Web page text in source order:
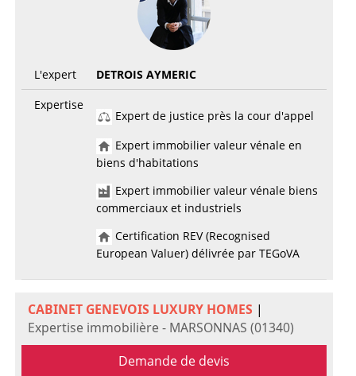
L'expert
DETROIS AYMERIC
Expertise
Expert de justice près la cour d'appel
Expert immobilier valeur vénale en
biens d'habitations
Expert immobilier valeur vénale biens
commerciaux et industriels
Certification REV (Recognised
European Valuer) délivrée par TEGoVA
CABINET GENEVOIS LUXURY HOMES |
Expertise immobilière - MARSONNAS (01340)
Demande de devis